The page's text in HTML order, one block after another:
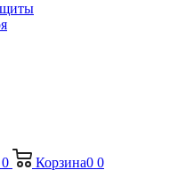
0 Корзина0 0